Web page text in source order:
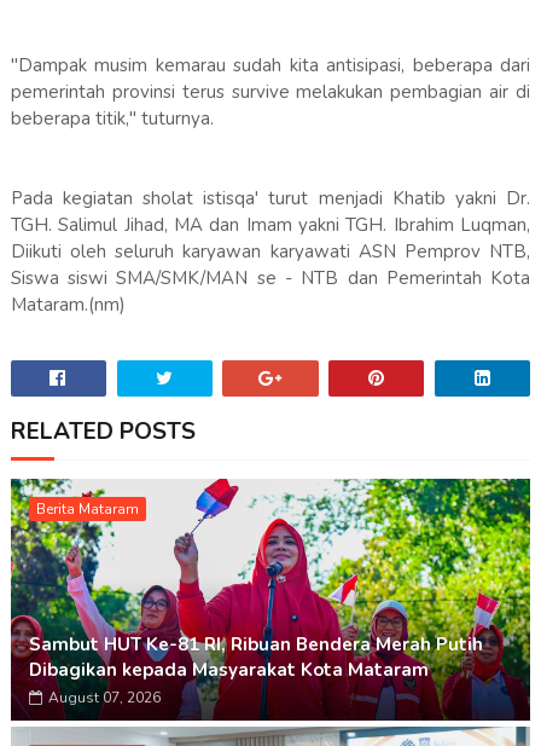
"Dampak musim kemarau sudah kita antisipasi, beberapa dari
pemerintah provinsi terus survive melakukan pembagian air di
beberapa titik," tuturnya.
Pada kegiatan sholat istisqa' turut menjadi Khatib yakni Dr.
TGH. Salimul Jihad, MA dan Imam yakni TGH. Ibrahim Luqman,
Diikuti oleh seluruh karyawan karyawati ASN Pemprov NTB,
Siswa siswi SMA/SMK/MAN se - NTB dan Pemerintah Kota
Mataram.(nm)
RELATED POSTS
Berita Mataram
Sambut HUT Ke-81 RI, Ribuan Bendera Merah Putih
Dibagikan kepada Masyarakat Kota Mataram
August 07, 2026